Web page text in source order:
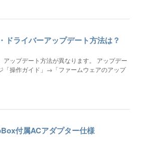
ドライバーアップデート方法は？
アップデート方法が異なります。 アップデー
「操作ガイド」→「ファームウェアのアップ
付属ACアダプター仕様